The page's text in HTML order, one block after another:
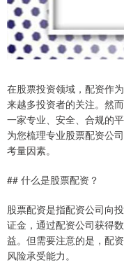
在股票投资领域，配资作
来越多投资者的关注。然
一家专业、安全、合规的
为您梳理专业股票配资公
考量因素。
## 什么是股票配资？
股票配资是指配资公司向
证金，通过配资公司获得
益。但需要注意的是，配
风险承受能力。